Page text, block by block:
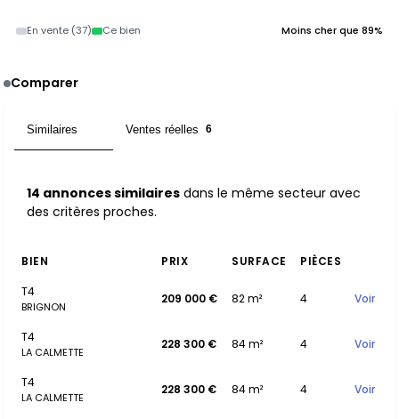
En vente (37) Ce bien Moins cher que 89%
Comparer
Similaires Ventes réelles 6
14 annonces similaires dans le même secteur avec
des critères proches.
BIEN PRIX SURFACE
PIÈCES
T4
BRIGNON
209 000 € 82 m² 4 Voir
T4
LA CALMETTE
228 300 € 84 m² 4 Voir
T4
LA CALMETTE
228 300 € 84 m² 4 Voir